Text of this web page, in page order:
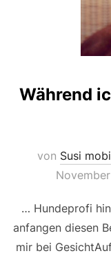
Während
von Susi
… Hundeprofi
anfangen diesen
mir bei